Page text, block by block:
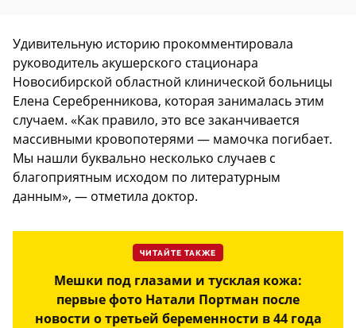
Удивительную историю прокомментировала
руководитель акушерского стационара
Новосибирской областной клинической больницы
Елена Серебренникова, которая занималась этим
случаем. «Как правило, это все заканчивается
массивными кровопотерями — мамочка погибает.
Мы нашли буквально несколько случаев с
благоприятным исходом по литературным
данным», — отметила доктор.
ЧИТАЙТЕ ТАКЖЕ
Мешки под глазами и тусклая кожа:
первые фото Натали Портман после
новости о третьей беременности в 44 года